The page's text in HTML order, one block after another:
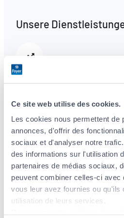
Ce site web utilise des cookies.
Les cookies nous permettent de
annonces, d'offrir des
sociaux et d'analyser notre
des informations sur l'utilisation
partenaires de médias sociaux,
peuvent combiner celles-ci avec
vous leur avez fournies ou qu'ils
utilisation de leurs services.
Unsere
zu Steuerabzügen im
Vorsorge- und
Umfassende und
Ihren Lebenszyklus